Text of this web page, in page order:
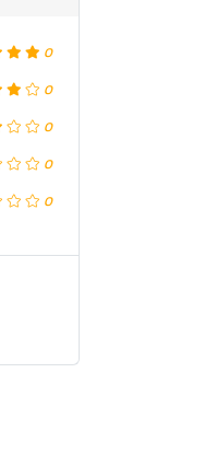
0
0
0
0
0